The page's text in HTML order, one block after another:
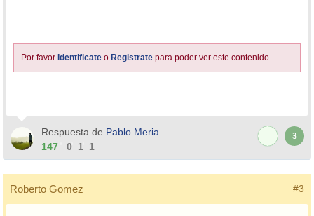
Por favor Identificate o Registrate para poder ver este contenido
Respuesta de Pablo Meria
147
0 1 1
3
Roberto Gomez #3